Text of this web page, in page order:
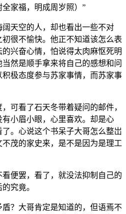
家福，明成周岁照）”
天空的人，却也看出一些不对
很不愉快。他正不知道该怎么表
兴奋心情，怕说得太肉麻怄死明
然是顺手拿来将自己的感想和问
极态度参与苏家事情，而苏家事
可看了石天冬带着疑问的邮件，
小眉小眼，心里喜欢。却是心
。心说这个书呆子大哥怎么整岀
茂的家史来，是不是因为是理工
便罢，看了，就没法抑制自己的
究竟。
？大哥肯定是知道的，但语焉不